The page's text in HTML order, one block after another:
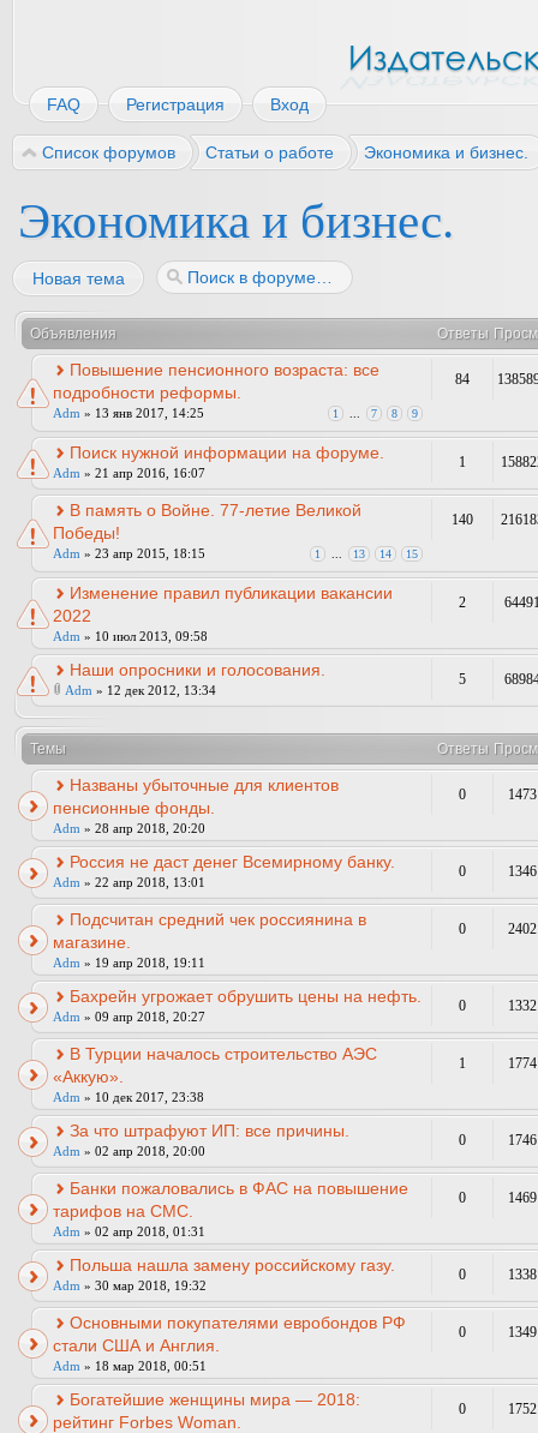
FAQ Регистрация Вход
Список форумов Статьи о работе Экономика и бизнес.
Экономика и бизнес.
Новая тема
Объявления Ответы
Повышение пенсионного возраста: все
подробности реформы.
1 7 8 9
Adm » 13 янв 2017, 14:25
84
Поиск нужной информации на форуме.
Adm » 21 апр 2016, 16:07
1
В память о Войне. 77-летие Великой
Победы!
1 13 14 15
Adm » 23 апр 2015, 18:15
140
Изменение правил публикации вакансии
2022
Adm » 10 июл 2013, 09:58
2
Наши опросники и голосования.
Adm » 12 дек 2012, 13:34
5
Темы Ответы
Названы убыточные для клиентов
пенсионные фонды.
Adm » 28 апр 2018, 20:20
0 1473
Россия не даст денег Всемирному банку.
Adm » 22 апр 2018, 13:01
0 1346
Подсчитан средний чек россиянина в
магазине.
Adm » 19 апр 2018, 19:11
0 2402
Бахрейн угрожает обрушить цены на нефть.
Adm » 09 апр 2018, 20:27
0 1332
В Турции началось строительство АЭС
«Аккую».
Adm » 10 дек 2017, 23:38
1 1774
За что штрафуют ИП: все причины.
Adm » 02 апр 2018, 20:00
0 1746
Банки пожаловались в ФАС на повышение
тарифов на СМС.
Adm » 02 апр 2018, 01:31
0 1469
Польша нашла замену российскому газу.
Adm » 30 мар 2018, 19:32
0 1338
Основными покупателями евробондов РФ
стали США и Англия.
Adm » 18 мар 2018, 00:51
0 1349
Богатейшие женщины мира — 2018:
рейтинг Forbes Woman.
0 1752